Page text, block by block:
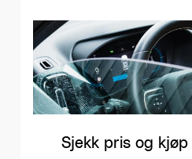
Sjekk pris og